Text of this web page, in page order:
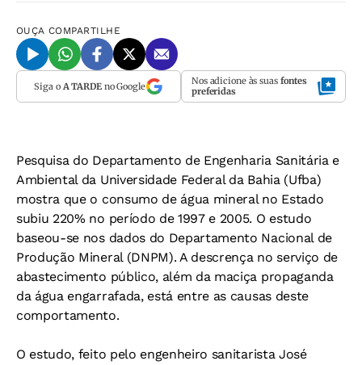
OUÇA COMPARTILHE
Siga o A TARDEno Google Nos adicione às suas fontes
preferidas
Pesquisa do Departamento de Engenharia Sanitária e
Ambiental da Universidade Federal da Bahia (Ufba)
mostra que o consumo de água mineral no Estado
subiu 220% no período de 1997 e 2005. O estudo
baseou-se nos dados do Departamento Nacional de
Produção Mineral (DNPM). A descrença no serviço de
abastecimento público, além da maciça propaganda
da água engarrafada, está entre as causas deste
comportamento.
O estudo, feito pelo engenheiro sanitarista José